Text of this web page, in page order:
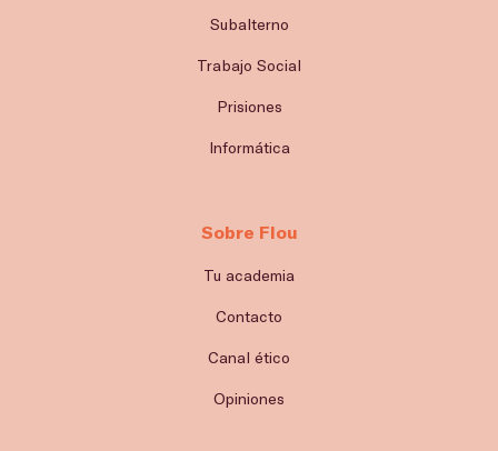
Subalterno
Trabajo Social
Prisiones
Informática
Sobre Flou
Tu academia
Contacto
Canal ético
Opiniones